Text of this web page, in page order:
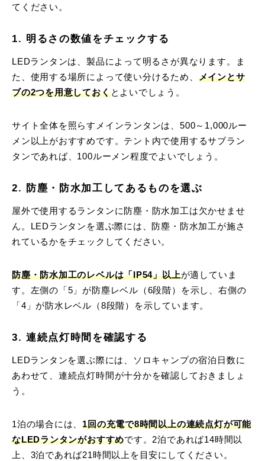
てください。
1. 明るさの数値をチェックする
LEDランタンは、製品によって明るさが異なります。ま
た、使用する場所によって使い分けるため、 メインとサ
ブの2つを用意しておくとよいでしょう。
サイト全体を照らすメインランタンは、500～1,000ルー
メン以上がおすすめです。テント内で使用するサブラン
タンであれば、100ルーメン程度でよいでしょう。
2. 防塵・防水加工してあるものを選ぶ
屋外で使用するランタンに防塵・防水加工は欠かせませ
ん。LEDランタンを選ぶ際には、防塵・防水加工が施さ
れているかをチェックしてください。
防塵・防水加工のレベルは「IP54」以上が適していま
す。左側の「5」が防塵レベル（6段階）を示し、右側の
「4」が防水レベル（8段階）を示しています。
3. 連続点灯時間を確認する
LEDランタンを選ぶ際には、ソロキャンプの宿泊日数に
あわせて、連続点灯時間が十分かを確認しておきましょ
う。
1泊の場合には、1回の充電で8時間以上の連続点灯が可能
なLEDランタンがおすすめです。2泊であれば14時間以
上、3泊であれば21時間以上を目安にしてください。